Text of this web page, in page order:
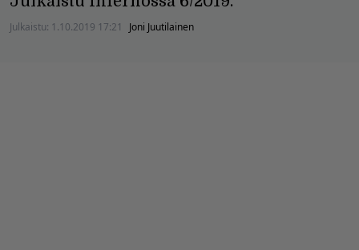
Julkaistu: 1.10.2019 17:21 Joni Juutilainen